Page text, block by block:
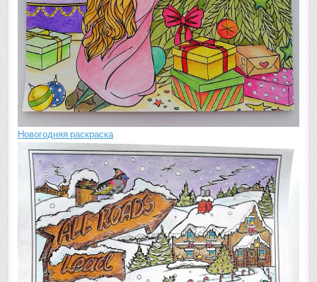
Новогодняя раскраска